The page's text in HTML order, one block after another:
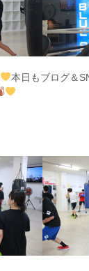
本日もブログ＆